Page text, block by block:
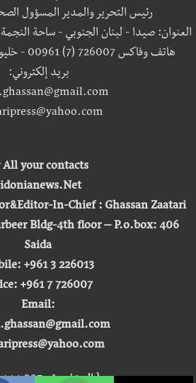
رئيس التحرير والمدير المسؤول
العنوان: صيدا - لبنان الجنوبي - ساحة النجمة
هاتف وفاكس 726007 (7) 00961 - خليوي 226013 (3) 00961
بريد إلكتروني:
All your contacts
In-Chief : Ghassan Zaatari
Bldg-4th floor – P.o.box: 406
Saida
+961 3 226013
+961 7 726007
Email:
[ المشاهدة : 255,444,097 ]